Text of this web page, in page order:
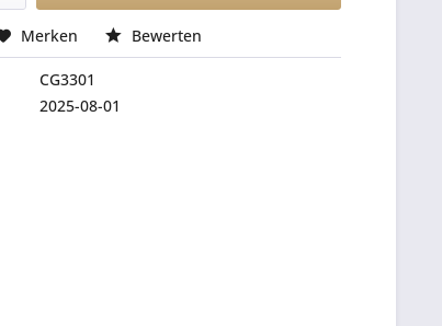
Merken Bewerten
CG3301
2025-08-01